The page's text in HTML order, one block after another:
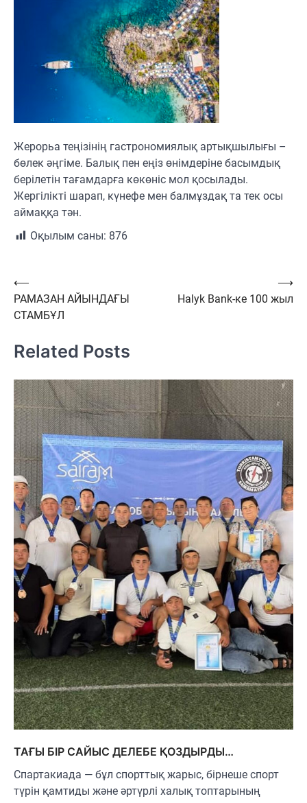
Жерорьа теңізінің гастрономиялық артықшылығы –
бөлек әңгіме. Балық пен еңіз өнімдеріне басымдық
берілетін тағамдарға көкөніс мол қосылады.
Жергілікті шарап, күнефе мен балмұздақ та тек осы
аймаққа тән.
Оқылым саны: 876
Навигация
по
⟵
РАМАЗАН АЙЫНДАҒЫ
СТАМБҰЛ
Halyk Bank-ке 100 жыл
⟶
Related Posts
ТАҒЫ БІР САЙЫС ДЕЛЕБЕ ҚОЗДЫРДЫ…
Спартакиада — бұл спорттық жарыс, бірнеше спорт
түрін қамтиды және әртүрлі халық топтарының